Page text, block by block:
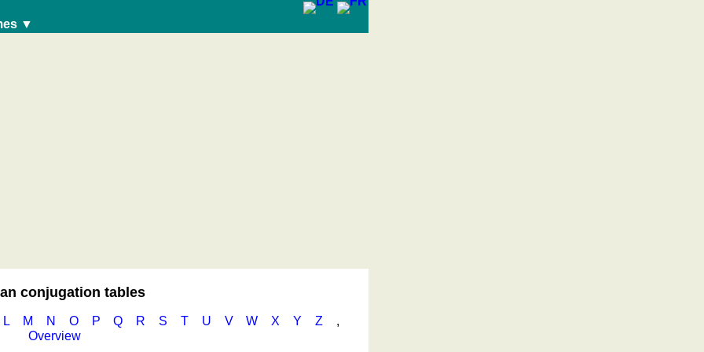
▼
conjugation tables
L M N O P Q R S T U V W X Y Z ,
Overview